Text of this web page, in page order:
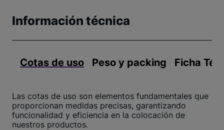
Información técnica
Cotas de uso Peso y packing Ficha
Las cotas de uso son elementos fundamentales que
proporcionan medidas precisas, garantizando
funcionalidad y eficiencia en la colocación de
nuestros productos.